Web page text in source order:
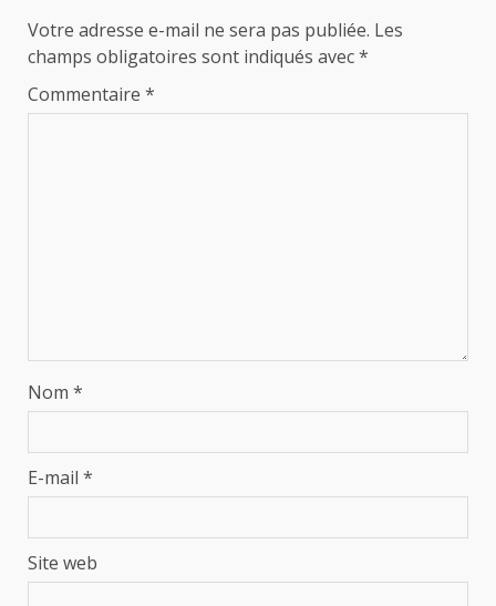
Votre adresse e-mail ne sera pas publiée. Les
champs obligatoires sont indiqués avec*
Commentaire *
Nom *
E-mail *
Site web